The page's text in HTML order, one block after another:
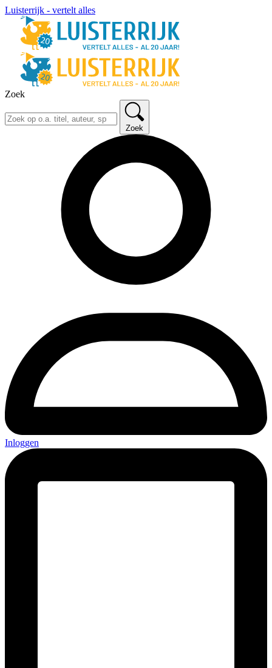
Luisterrijk - vertelt alles
Zoek
Zoek
Inloggen